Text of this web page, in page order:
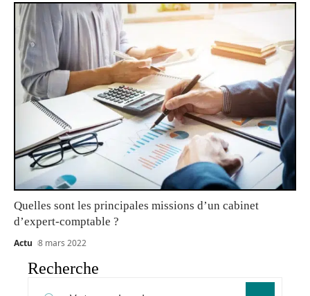
Quelles sont les principales missions d’un cabinet
d’expert-comptable ?
Actu 8 mars 2022
Recherche